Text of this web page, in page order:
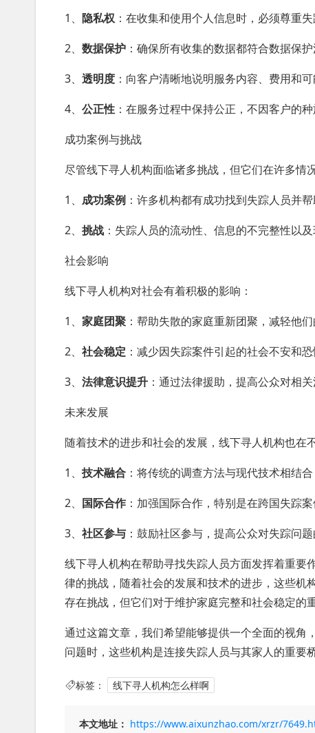
1、 隐私权 ：在收集和使用个人信息时，必须尊重
2、 数据保护 ：确保所有收集的数据都符合数据保护
3、 透明度 ：向客户清晰地说明服务内容、费用和可
4、 公正性 ：在服务过程中保持公正，不因客户的
成功案例与挑战
尽管线下寻人机构面临诸多挑战，但它们在许多情
1、 成功案例 ：许多机构都有成功找到失踪人员并
2、 挑战 ：失踪人员的流动性、信息的不完整性以
社会影响
线下寻人机构对社会有着积极的影响：
1、 家庭团聚 ：帮助失散的家庭重新团聚，减轻他们
2、 社会稳定 ：减少因失踪案件引起的社会不安和恐
3、 法律意识提升 ：通过法律援助，提高公众对相关
未来发展
随着技术的进步和社会的发展，线下寻人机构也在
1、 技术融合 ：将传统的调查方法与现代技术相结
2、 国际合作 ：加强国际合作，特别是在跨国失踪案
3、 社区参与 ：鼓励社区参与，提高公众对失踪问题
线下寻人机构在帮助寻找失踪人员方面发挥着重
律的挑战，随着社会的发展和技术的进步，这些机
存在挑战，但它们对于维护家庭完整和社会稳定的
通过这篇文章，我们希望能够提供一个全面的视
问题时，这些机构是连接失踪人员与其家人的重要桥
标签： 线下寻人机构怎么样啊
本文地址： https://www.aixunzhao.com/xrzr/